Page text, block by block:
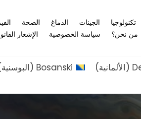
تكنولوجيا الجينات الدماغ الصحة
من نحن؟ سياسة الخصوصية الإشعار
(الألمانية)
Bosanski
(البوسنية